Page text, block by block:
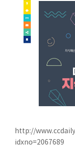
http://
idxno=2067689